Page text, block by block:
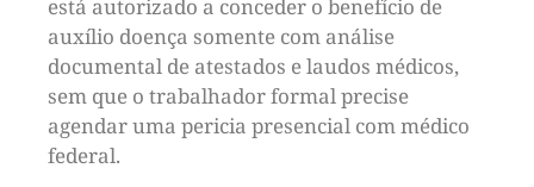
está autorizado a conceder o benefício de
auxílio doença somente com análise
documental de atestados e laudos médicos,
sem que o trabalhador formal precise
agendar uma pericia presencial com médico
federal.